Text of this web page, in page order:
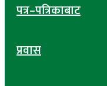
पत्र–पत्रिकाबाट
प्रवास